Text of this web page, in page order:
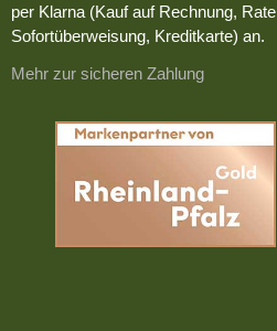
per Klarna (Kauf auf Rechnung,
Sofortüberweisung, Kreditkarte) an.
Mehr zur sicheren Zahlung